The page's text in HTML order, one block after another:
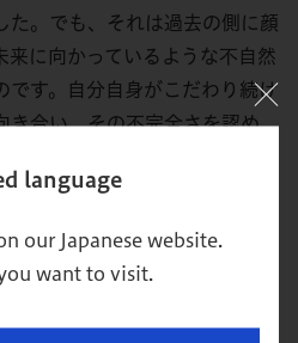
language
our Japanese website.
want to visit.
た。でも、それは過去の側に顔
来に向かっているような不自然
です。自分自身がこだわり続け
き合い、その不完全さを認め
もがき苦しみました。